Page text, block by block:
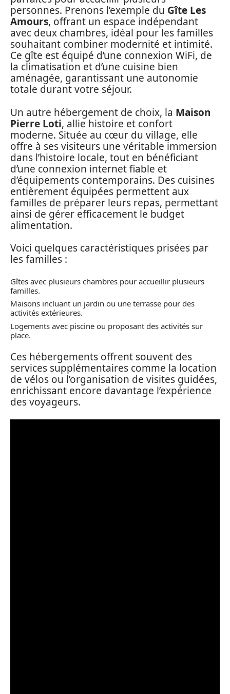
personnes. Prenons l’exemple du Gîte Les
Amours, offrant un espace indépendant
avec deux chambres, idéal pour les familles
souhaitant combiner modernité et intimité.
Ce gîte est équipé d’une connexion WiFi, de
la climatisation et d’une cuisine bien
aménagée, garantissant une autonomie
totale durant votre séjour.
Un autre hébergement de choix, la Maison
Pierre Loti, allie histoire et confort
moderne. Située au cœur du village, elle
offre à ses visiteurs une véritable immersion
dans l’histoire locale, tout en bénéficiant
d’une connexion internet fiable et
d’équipements contemporains. Des cuisines
entièrement équipées permettent aux
familles de préparer leurs repas, permettant
ainsi de gérer efficacement le budget
alimentation.
Voici quelques caractéristiques prisées par
les familles :
Gîtes avec plusieurs chambres pour accueillir plusieurs
familles.
Maisons incluant un jardin ou une terrasse pour des
activités extérieures.
Logements avec piscine ou proposant des activités sur
place.
Ces hébergements offrent souvent des
services supplémentaires comme la location
de vélos ou l’organisation de visites guidées,
enrichissant encore davantage l’expérience
des voyageurs.